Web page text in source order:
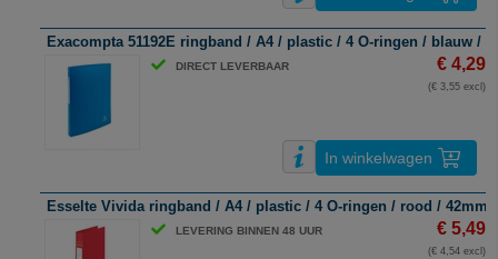
Exacompta 51192E ringband / A4 / plastic / 4 O-ringen / blauw /
DIRECT LEVERBAAR € 4,29
(€ 3,55 excl)
In winkelwagen
Esselte Vivida ringband / A4 / plastic / 4 O-ringen / rood / 42mm
LEVERING BINNEN 48 UUR € 5,49
(€ 4,54 excl)